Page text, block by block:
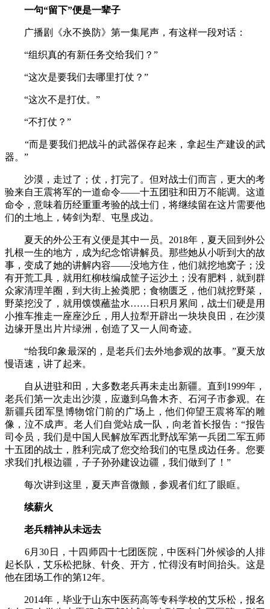
一句“留下”便是一辈子
广播剧《永不换防》第一集尾声，有这样一段对话：
“组织真的有新任务交给我们？”
“这次是要我们去哪里打仗？”
“这次不是打仗。”
“不打仗？”
“而是要我们把战斗的武器保存起来，拿起生产建设的武
器。”
沙漠，走过了；仗，打完了。但对战士们而言，更大的考
验来自王震将军的一道命令——十五团驻和田万不能调。这道
命令，意味着历经重重考验的战士们，将继续留在这片需要他
们的土地上，铸剑为犁、屯垦戍边。
夏天的外公王有义便是其中一员。2018年，夏天回到外公
扎根一生的地方，成为纪念馆讲解员。那些她从小听到大的故
事，变成了她的讲解内容——没地方住，他们就挖地窝子；没
有开荒工具，就用红柳枝编成筐子运沙土；没有肥料，就到群
众家清理羊圈，到大街上捡粪肥；食物匮乏，他们就挖野菜，
野菜挖没了，就用馍馍蘸盐水……日积月累间，战士们硬是用
小推车推走一座座沙丘，用人拉犁开辟出一块块良田，在沙漠
边缘开垦出片片绿洲，创造了又一人间奇迹。
“给我印象最深的，是老兵们去外地参观的故事。”夏天放
慢语速，讲了起来。
自从进驻和田，大多数老兵再未走出新疆。直到1999年，
老兵们第一次走出沙漠，应邀到乌鲁木齐、石河子市参观。在
新疆兵团军垦博物馆门前的广场上，他们仰望王震将军的雕
像，泣不成声。老人们自觉站成一队，向老首长报告：“报告
司令员，我们是中国人民解放军西北野战军第一兵团二军五师
十五团的战士，胜利完成了您交给我们的屯垦戍边任务。您要
求我们扎根边疆，子子孙孙建设边疆，我们做到了！”
每次讲到这里，夏天声音微颤，参观者们红了眼眶。
续薪火
老兵精神从未远去
6月30日，十四师四十七团医院，中医科门外候诊的人排
起长队，艾乐松把脉、针灸、开方，忙得没有时间抬头。这是
他在团场工作的第12年。
2014年，毕业于山东中医药高等专科学校的艾乐松，报名